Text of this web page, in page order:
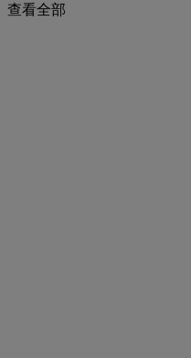
查看全部